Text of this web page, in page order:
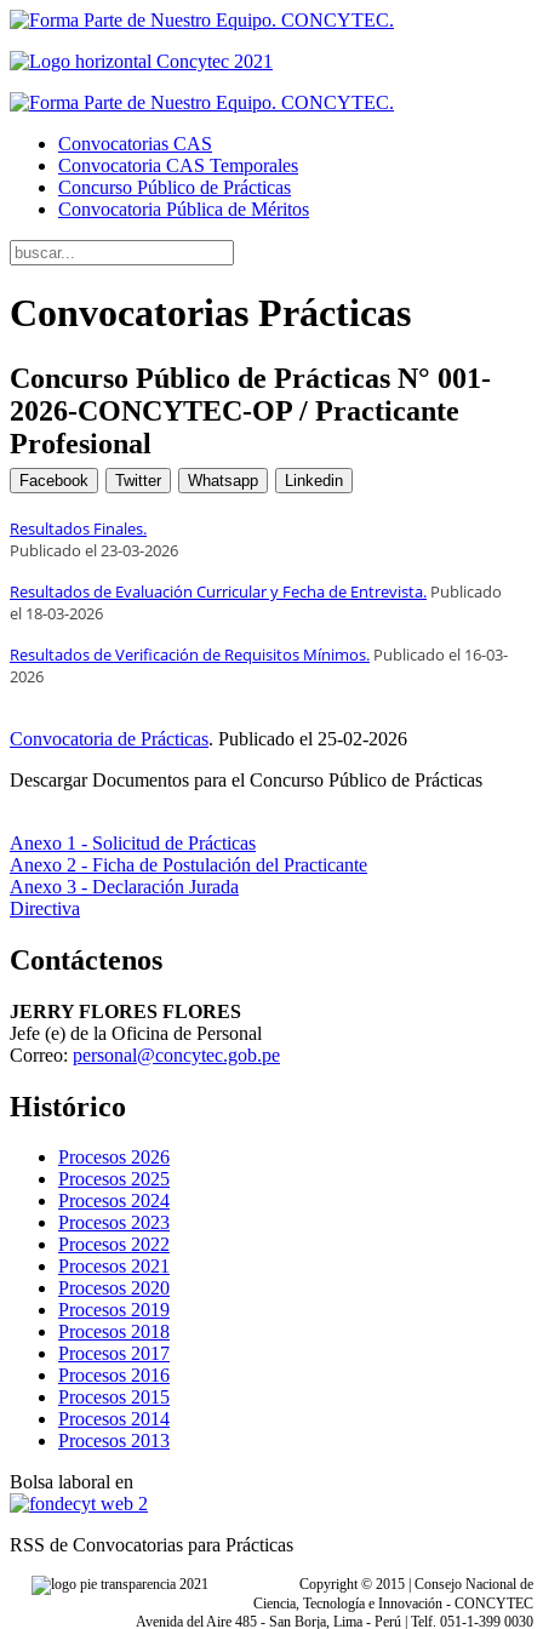
Convocatorias CAS
Convocatoria CAS Temporales
Concurso Público de Prácticas
Convocatoria Pública de Méritos
Convocatorias Prácticas
Concurso Público de Prácticas N° 001-
2026-CONCYTEC-OP / Practicante
Profesional
Facebook Twitter Whatsapp Linkedin
Resultados Finales.
Publicado el23-03-2026
Resultados de Evaluación Curricular y Fecha de Entrevista. Publicado
el 18-03-2026
Resultados de Verificación de Requisitos Mínimos. Publicado el 16-03-
2026
Convocatoria de Prácticas. Publicado el 25-02-2026
Descargar Documentos para el Concurso Público de Prácticas
Anexo 1 - Solicitud de Prácticas
Anexo 2 - Ficha de Postulación del Practicante
Anexo 3 - Declaración Jurada
Directiva
Contáctenos
JERRY FLORES FLORES
Jefe (e) de la Oficina de Personal
Correo: personal@concytec.gob.pe
Histórico
Procesos 2026
Procesos 2025
Procesos 2024
Procesos 2023
Procesos 2022
Procesos 2021
Procesos 2020
Procesos 2019
Procesos 2018
Procesos 2017
Procesos 2016
Procesos 2015
Procesos 2014
Procesos 2013
Bolsa laboral en
RSS de Convocatorias para Prácticas
Copyright © 2015 | Consejo Nacional de
Ciencia, Tecnología e Innovación - CONCYTEC
Avenida del Aire 485 - San Borja, Lima - Perú | Telf. 051-1-399 0030